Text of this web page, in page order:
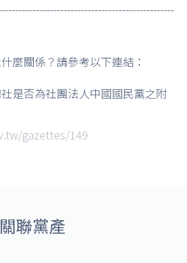
麼關係？請參考以下連結：
社是否為社團法人中國國民黨之附
gazettes/149
關聯黨產